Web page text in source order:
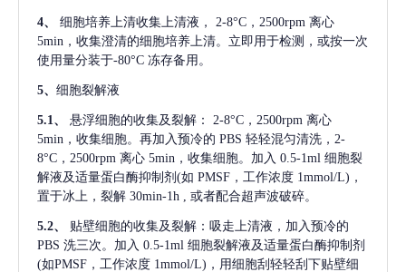
4、 细胞培养上清收集上清液，
2-8°C，2500rpm 离心
5min，收集澄清的细胞培养上清。立即用于检测，或按一次
使用量分装于-80°C 冻存备用。
5、 细胞裂解液
5.1、 悬浮细胞的收集及裂解：
2-8°C，2500rpm 离心
5min，收集细胞。再加入预冷的 PBS 轻轻混匀清洗，2-
8°C，2500rpm 离心 5min，收集细胞。加入 0.5-1ml 细胞裂
解液及适量蛋白酶抑制剂(如 PMSF，工作浓度 1mmol/L)，
置于冰上，裂解 30min-1h , 或者配合超声波破碎。
5.2、
贴壁细胞的收集及裂解：吸走上清液，加入预冷的
PBS 洗三次。加入 0.5-1ml 细胞裂解液及适量蛋白酶抑制剂
(如PMSF，工作浓度 1mmol/L)，用细胞刮轻轻刮下贴壁细